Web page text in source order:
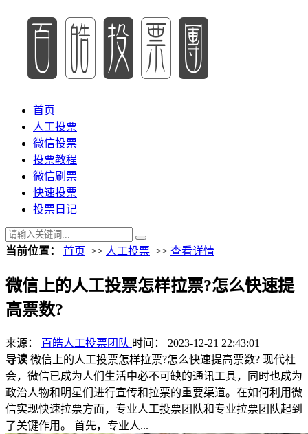
首页
人工投票
微信投票
投票教程
微信刷票
快速投票
投票日记
当前位置： 首页 >> 人工投票 >> 查看详情
微信上的人工投票怎样拉票?怎么快速提
高票数?
来源： 百皓人工投票团队 时间： 2023-12-21 22:43:01
导读 微信上的人工投票怎样拉票?怎么快速提高票数? 现代社
会，微信已成为人们生活中必不可缺的通讯工具，同时也成为
政治人物和明星们进行宣传和拉票的重要渠道。在如何利用微
信实现快速拉票方面，专业人工投票团队和专业拉票团队起到
了关键作用。 首先，专业人...